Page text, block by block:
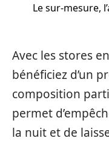
Le sur-mesure,
Avec les stores
bénéficiez d’un
composition
permet
la nuit et de